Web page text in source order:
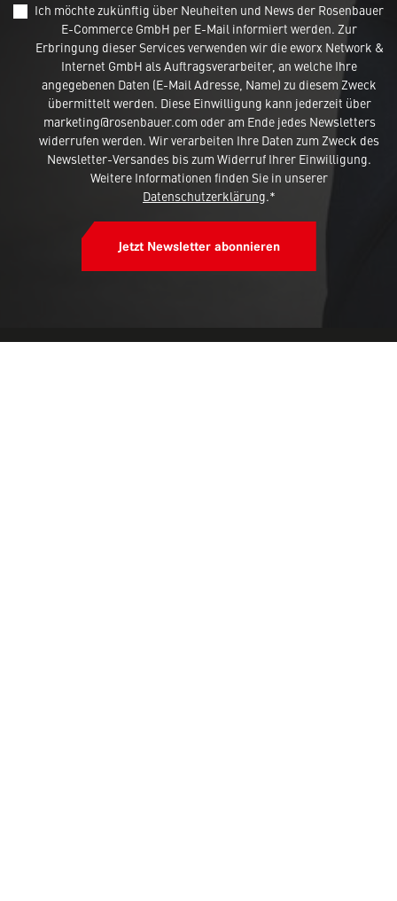
Ich möchte zukünftig über Neuheiten und News der Rosenbauer
E-Commerce GmbH per E-Mail informiert werden. Zur
Erbringung dieser Services verwenden wir die eworx Network &
Internet GmbH als Auftragsverarbeiter, an welche Ihre
angegebenen Daten (E-Mail Adresse, Name) zu diesem Zweck
übermittelt werden. Diese Einwilligung kann jederzeit über
marketing@rosenbauer.com oder am Ende jedes Newsletters
widerrufen werden. Wir verarbeiten Ihre Daten zum Zweck des
Newsletter-Versandes bis zum Widerruf Ihrer Einwilligung.
Weitere Informationen finden Sie in unserer
Datenschutzerklärung.*
Jetzt Newsletter abonnieren